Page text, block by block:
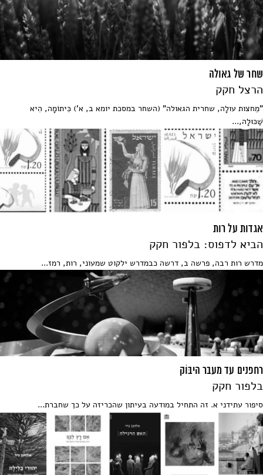
שחר של גאולה
הרצל חקק
"מֵחצות עולָה, שחרית הגאולה" (השחר במסכת יומא ב, א') כִּיתוֹמָה, הִיא
שַׁכּוּלָה,...
אגדות על רות
הביא לדפוס: בלפור חקק
מדרש רות רבה, פרשה ב, דרשה כבמדרש ילקוט שמעוני, רות, רמז...
רחפנים עד מעבר היבּוֹק
בלפור חקק
סיפור עתידני א. זה התחיל במודעה בעיתון שהכריזה על כך שחברת...